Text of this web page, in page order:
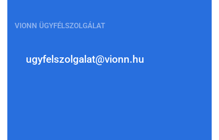
VIONN ÜGYFÉLSZOLGÁLAT
ugyfelszolgalat@vionn.hu